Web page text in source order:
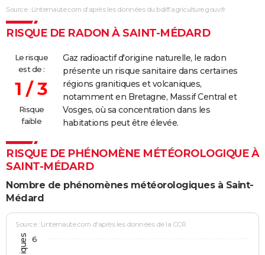
Source : Linternaute.com d'après les données du bdiff.agriculture.gouv.fr
RISQUE DE RADON À SAINT-MÉDARD
Le risque
est de :
1 / 3
Risque
faible
Gaz radioactif d'origine naturelle, le radon
présente un risque sanitaire dans certaines
régions granitiques et volcaniques,
notamment en Bretagne, Massif Central et
Vosges, où sa concentration dans les
habitations peut être élevée.
RISQUE DE PHÉNOMÈNE MÉTÉOROLOGIQUE À
SAINT-MÉDARD
Nombre de phénomènes météorologiques à Saint-
Médard
Source : Linternaute.com d'après les données de la CCR
6